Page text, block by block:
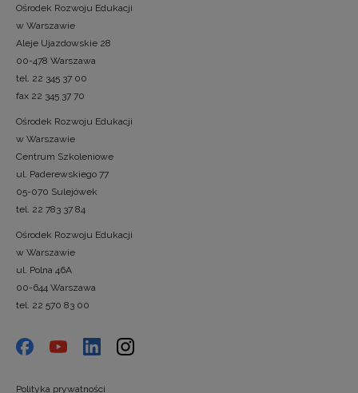
Ośrodek Rozwoju Edukacji
w Warszawie
Aleje Ujazdowskie 28
00-478 Warszawa
tel. 22 345 37 00
fax 22 345 37 70
Ośrodek Rozwoju Edukacji
w Warszawie
Centrum Szkoleniowe
ul. Paderewskiego 77
05-070 Sulejówek
tel. 22 783 37 84
Ośrodek Rozwoju Edukacji
w Warszawie
ul. Polna 46A
00-644 Warszawa
tel. 22 570 83 00
Polityka prywatności